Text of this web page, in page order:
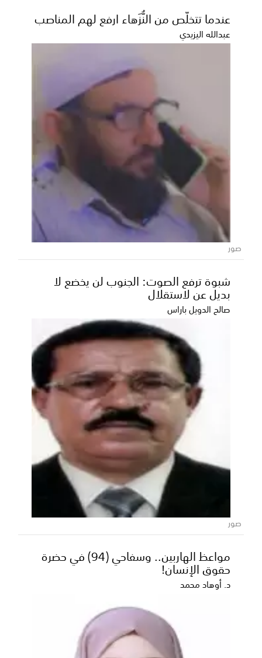
القائد العام لقوات دفاع شبوة يتفقد
مستشفى واسط بمديرية مرخة السفلى
ويقدم دعماً لتعزيز جاهزيته لخدمة جبهات
القتال
تفقد صباح اليوم القائد العام لقوات دفاع شبوة العميد
فوزي حسين السعدي مستشفى واسط بمديرية مرخة
السفلى...
المحافظ بن الوزير يناقش مع نيابة الاستئناف
وشرطة محافظة شبوة مستوى التنسيق
المشترك ويؤكد تعزيز سيادة القانون
عوض محمد بن الوزير، اليوم، مع رئيس نيابة استئناف
عندما تتخلّص من النُّزَهاء ارفع لهم المناصب
عبدالله اليزيدي
صور
شبوة ترفع الصوت: الجنوب لن يخضع لا
بديل عن لاستقلال
صالح الدويل باراس
صور
مواعظ الهاربين.. وسفاحي (94) في حضرة
حقوق الإنسان!
د. أوهاد محمد